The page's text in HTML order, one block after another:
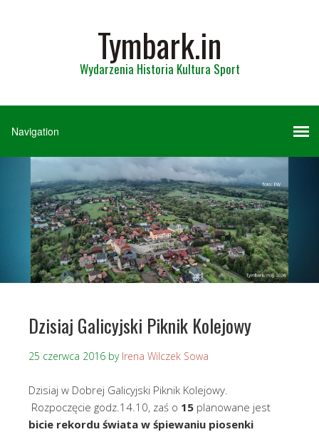
Tymbark.in
Wydarzenia Historia Kultura Sport
Dzisiaj Galicyjski Piknik Kolejowy
25 czerwca 2016 by Irena Wilczek Sowa
Dzisiaj w Dobrej Galicyjski Piknik Kolejowy.
Rozpoczęcie godz.14.10, zaś o 15 planowane jest
bicie rekordu świata w śpiewaniu piosenki